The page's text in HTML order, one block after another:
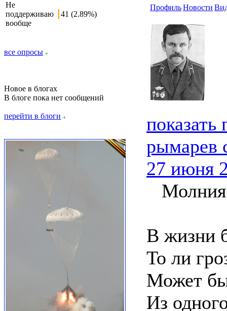
Не
поддерживаю
вообще
41 (2.89%)
все опросы
Новое в блогах
В блоге пока нет сообщений
перейти в блоги
ПрофильНовости
рымарев
27 июня
В жизни
То ли
Может
Из